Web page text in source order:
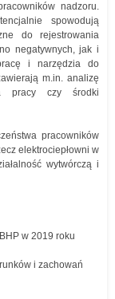
nadzoru.
spowodują
do rejestrowania
negatywnych, jak i
i narzędzia do
m.in. analizę
pracy czy środki
pracowników
elektrociepłowni w
wytwórczą i
w 2019 roku
i zachowań